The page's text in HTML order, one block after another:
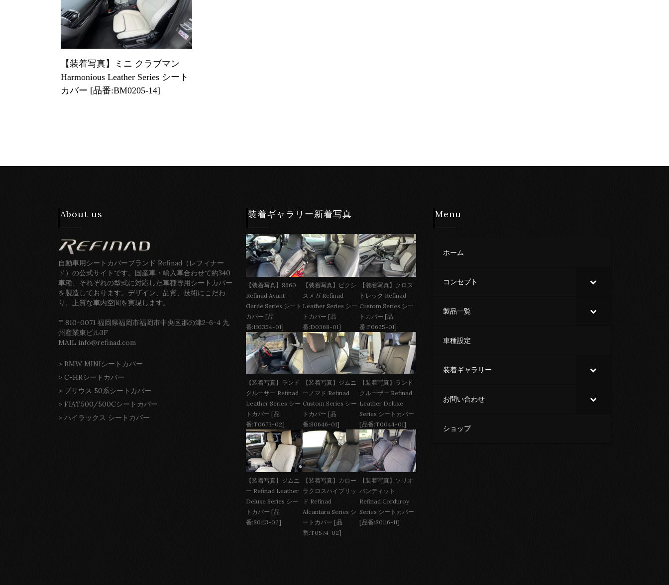
【装着写真】ミニ クラブマン
Harmonious Leather Series シート
カバー [品番:BM0205-14]
About us
自動車用シートカバーブランド Refinad（レフィナー
ド）の公式サイトです。国産車・輸入車合わせて約340
車種、それぞれの型式に対応した車種専用シートカバー
を製造しております。デザイン、品質、技術にこだわ
り、上質な車内空間を実現します。
〒810-0071 福岡県福岡市福岡市中央区那の津2-6-4 九
州産業東ビル3F
MAIL info@refinad.com
> BMW MINIシートカバー
> C-HRシートカバー
> プリウス 50系シートカバー
> FIAT500/500Cシートカバー
> ハイラックス シートカバー
装着ギャラリー新着写真
【装着写真】S660
Refinad Avant-
Garde Series シート
カバー [品
番:H0354-01]
【装着写真】ピクシ
スメガ Refinad
Leather Series シー
トカバー [品
番:D0368-01]
【装着写真】クロス
トレック Refinad
Custom Series シー
トカバー [品
番:F0625-01]
【装着写真】ランド
クルーザー Refinad
Leather Series シー
トカバー [品
番:T0673-02]
【装着写真】ジムニ
ーノマド Refinad
Custom Series シー
トカバー [品
番:S0646-01]
【装着写真】ランド
クルーザー Refinad
Leather Deluxe
Series シートカバー
[品番:T0044-01]
【装着写真】ジムニ
ー Refinad Leather
Deluxe Series シー
トカバー [品
番:S0113-02]
【装着写真】カロー
ラクロスハイブリッ
ド Refinad
Alcantara Series シ
ートカバー [品
番:T0574-02]
【装着写真】ソリオ
バンディット
Refinad Corduroy
Series シートカバー
[品番:S0116-11]
Menu
ホーム
コンセプト
製品一覧
車種設定
装着ギャラリー
お問い合わせ
ショップ